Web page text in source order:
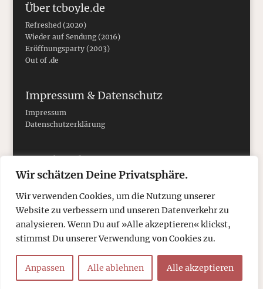
Wir schätzen Deine Privatsphäre.
Wir verwenden Cookies, um die Nutzung unserer
Website zu verbessern und unseren Datenverkehr zu
analysieren. Wenn Du auf »Alle akzeptieren« klickst,
stimmst Du unserer Verwendung von Cookies zu.
Anpassen Alle ablehnen Alle akzeptieren
Über tcboyle.de
Refreshed (2020)
Wieder auf Sendung (2016)
Eröffnungsparty (2003)
Out of .de
Impressum & Datenschutz
Impressum
Datenschutzerklärung
Social Media